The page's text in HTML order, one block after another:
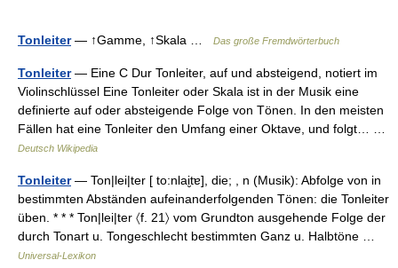
Tonleiter— ↑Gamme, ↑Skala … Das große Fremdwörterbuch
Tonleiter— Eine C Dur Tonleiter, auf und absteigend, notiert im
Violinschlüssel Eine Tonleiter oder Skala ist in der Musik eine
definierte auf oder absteigende Folge von Tönen. In den meisten
Fällen hat eine Tonleiter den Umfang einer Oktave, und folgt… …
Deutsch Wikipedia
Tonleiter— Ton|lei|ter [ to:nlai̮tɐ], die; , n (Musik): Abfolge von in
bestimmten Abständen aufeinanderfolgenden Tönen: die Tonleiter
üben. * * * Ton|lei|ter 〈f. 21〉 vom Grundton ausgehende Folge der
durch Tonart u. Tongeschlecht bestimmten Ganz u. Halbtöne …
Universal-Lexikon